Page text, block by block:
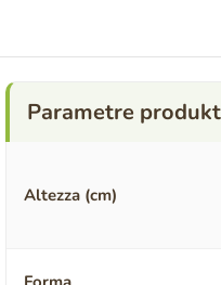
Altezza (cm)